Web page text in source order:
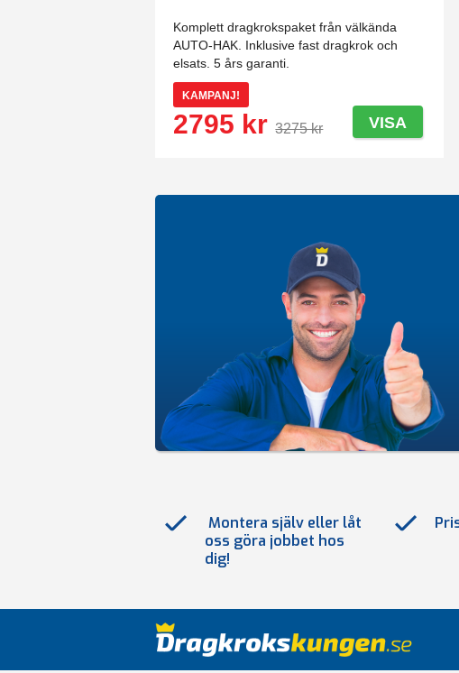
Komplett dragkrokspaket från välkända
AUTO-HAK. Inklusive fast dragkrok och
elsats. 5 års garanti.
KAMPANJ!
2795 kr 3275 kr VISA
Montera själv eller låt
oss göra jobbet hos
dig!